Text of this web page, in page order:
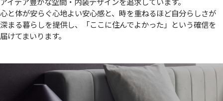
心と体が安らぐ心地よい安心感と、時を重ねるほど自分らしさが
深まる暮らしを提供し、「ここに住んでよかった」という確信を
届けてまいります。